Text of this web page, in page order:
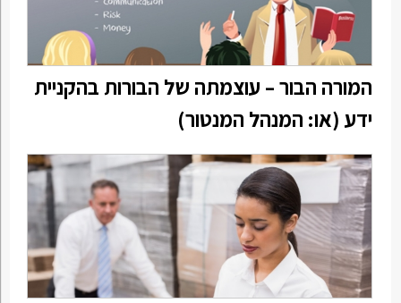
המורה הבור – עוצמתה של הבורות בהקניית
ידע (או: המנהל המנטור)